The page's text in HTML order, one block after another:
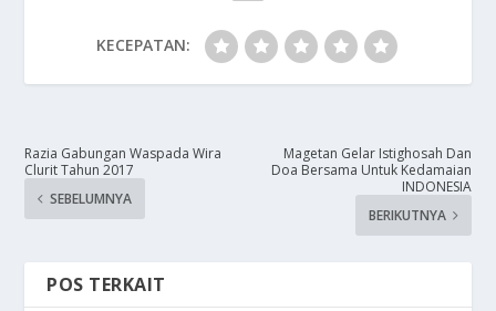
KECEPATAN:
Razia Gabungan Waspada Wira
Clurit Tahun 2017
SEBELUMNYA
Magetan Gelar Istighosah Dan
Doa Bersama Untuk Kedamaian
INDONESIA
BERIKUTNYA
POS TERKAIT